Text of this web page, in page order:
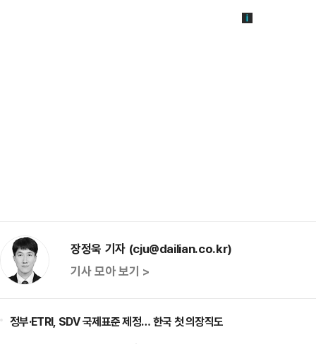
장정욱 기자 (cju@dailian.co.kr)
기사 모아 보기 >
정부·ETRI, SDV 국제표준 제정… 한국 첫 의장직도